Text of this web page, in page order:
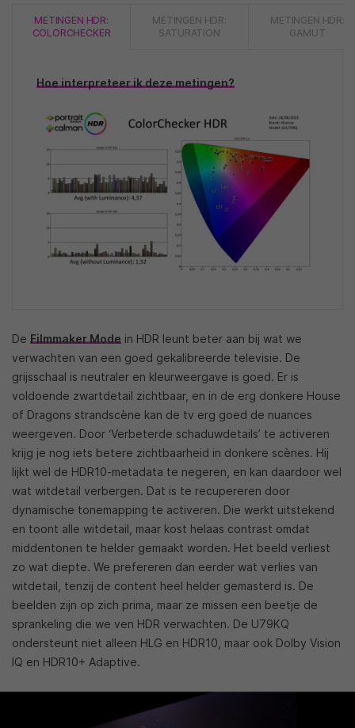
METINGEN HDR:
COLORCHECKER
METINGEN HDR:
SATURATION
METINGEN HDR:
GAMUT
Hoe interpreteer ik deze metingen?
De Filmmaker Mode in HDR leunt beter aan bij wat we
verwachten van een goed gekalibreerde televisie. De
grijsschaal is neutraler en kleurweergave is goed. Er is
voldoende zwartdetail zichtbaar, en in de erg donkere House
of Dragons strandscène kan de tv erg goed de nuances
weergeven. Door ‘Verbeterde schaduwdetails’ te activeren
krijg je nog iets betere zichtbaarheid in donkere scènes. Hij
lijkt wel de HDR10-metadata te negeren, en kan daardoor wel
wat witdetail verbergen. Dat is te recupereren door
dynamische tonemapping te activeren. Die werkt uitstekend
en toont alle witdetail, maar kost helaas contrast omdat
middentonen te helder gemaakt worden. Het beeld verliest
zo wat diepte. We prefereren dan eerder wat verlies van
witdetail, tenzij de content heel helder gemasterd is. De
beelden zijn op zich prima, maar ze missen een beetje de
sprankeling die we ven HDR verwachten. De U79KQ
ondersteunt niet alleen HLG en HDR10, maar ook Dolby Vision
IQ en HDR10+ Adaptive.